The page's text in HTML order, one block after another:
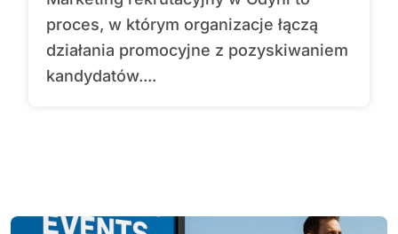
proces, w którym organizacje łączą
działania promocyjne z pozyskiwaniem
kandydatów....